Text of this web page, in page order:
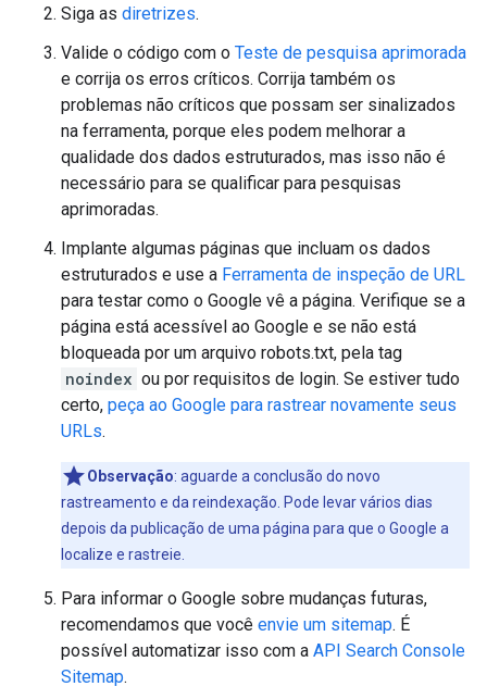
Siga as diretrizes.
Valide o código com o Teste de pesquisa aprimorada
e corrija os erros críticos. Corrija também os
problemas não críticos que possam ser sinalizados
na ferramenta, porque eles podem melhorar a
qualidade dos dados estruturados, mas isso não é
necessário para se qualificar para pesquisas
aprimoradas.
Implante algumas páginas que incluam os dados
estruturados e use a Ferramenta de inspeção de URL
para testar como o Google vê a página. Verifique se a
página está acessível ao Google e se não está
bloqueada por um arquivo robots.txt, pela tag
noindex ou por requisitos de login. Se estiver tudo
certo, peça ao Google para rastrear novamente seus
URLs.
Observação: aguarde a conclusão do novo
rastreamento e da reindexação. Pode levar vários dias
depois da publicação de uma página para que o Google a
localize e rastreie.
Para informar o Google sobre mudanças futuras,
recomendamos que você envie um sitemap. É
possível automatizar isso com a API Search Console
Sitemap.